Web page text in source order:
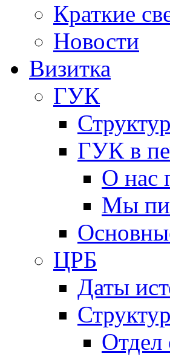
Краткие
Новости
Визитка
ГУК
ГУК в
О нас
Мы
ЦРБ
Даты
Отдел